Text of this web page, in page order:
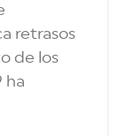
retrasos
de los
ha